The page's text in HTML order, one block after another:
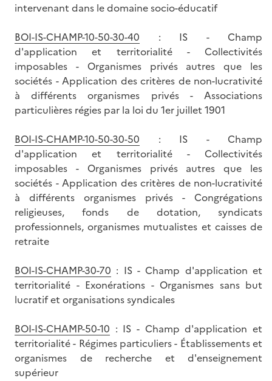
intervenant dans le domaine socio-éducatif
BOI-IS-CHAMP-10-50-30-40 : IS - Champ
d'application et territorialité - Collectivités
imposables - Organismes privés autres que les
sociétés - Application des critères de non-lucrativité
à différents organismes privés - Associations
particulières régies par la loi du 1er juillet 1901
BOI-IS-CHAMP-10-50-30-50 : IS - Champ
d'application et territorialité - Collectivités
imposables - Organismes privés autres que les
sociétés - Application des critères de non-lucrativité
à différents organismes privés - Congrégations
religieuses, fonds de dotation, syndicats
professionnels, organismes mutualistes et caisses de
retraite
BOI-IS-CHAMP-30-70 : IS - Champ d'application et
territorialité - Exonérations - Organismes sans but
lucratif et organisations syndicales
BOI-IS-CHAMP-50-10 : IS - Champ d'application et
territorialité - Régimes particuliers - Établissements et
organismes de recherche et d'enseignement
supérieur